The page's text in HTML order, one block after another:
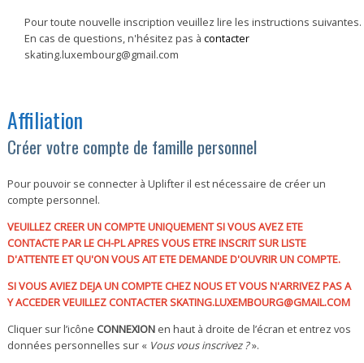
Pour toute nouvelle inscription veuillez lire les instructions suivantes.
En cas de questions, n'hésitez pas à contacter
skating.luxembourg@gmail.com
Affiliation
Créer votre compte de famille personnel
Pour pouvoir se connecter à Uplifter il est nécessaire de créer un
compte personnel.
VEUILLEZ CREER UN COMPTE UNIQUEMENT SI VOUS AVEZ ETE
CONTACTE PAR LE CH-PL APRES VOUS ETRE INSCRIT SUR LISTE
D'ATTENTE ET QU'ON VOUS AIT ETE DEMANDE D'OUVRIR UN COMPTE.
SI VOUS AVIEZ DEJA UN COMPTE CHEZ NOUS ET VOUS N'ARRIVEZ PAS A
Y ACCEDER VEUILLEZ CONTACTER SKATING.LUXEMBOURG@GMAIL.COM
Cliquer sur l’icône CONNEXIONen haut à droite de l’écran et entrez vos
données personnelles sur « Vous vous inscrivez ?».